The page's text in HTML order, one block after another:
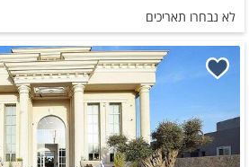
לא נבחרו תאריכים